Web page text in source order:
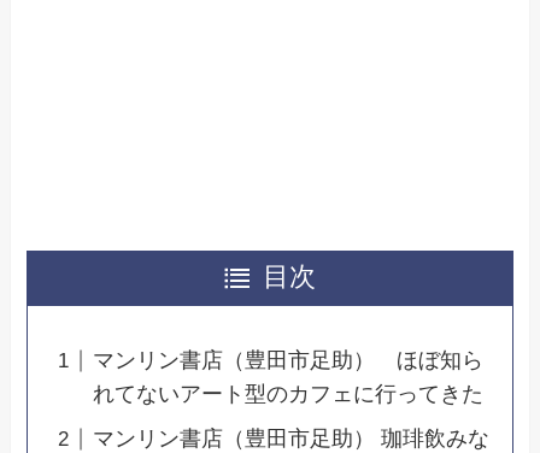
目次
マンリン書店（豊田市足助） ほぼ知ら
れてないアート型のカフェに行ってきた
マンリン書店（豊田市足助） 珈琲飲みな